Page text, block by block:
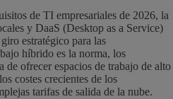
de TI empresariales de 2026, la
y DaaS (Desktop as a Service)
estratégico para las
híbrido es la norma, los
de ofrecer espacios de trabajo de alto
costes crecientes de los
tarifas de salida de la nube.